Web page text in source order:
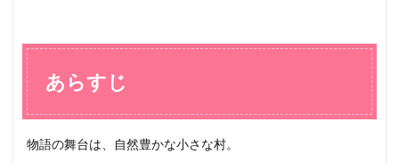
す
2
想
あらすじ
物語の舞台は、自然豊かな小さな村。